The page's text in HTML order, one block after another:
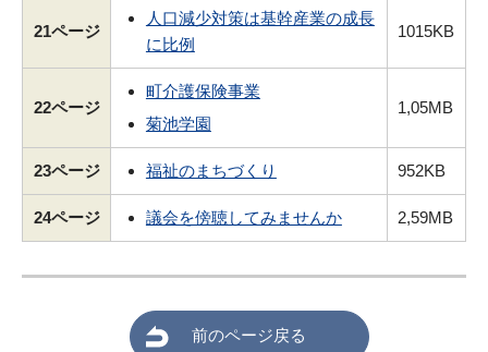
21ページ
人口減少対策は基幹産業の成長
に比例
1015KB
22ページ
町介護保険事業
菊池学園
1,05MB
23ページ 福祉のまちづくり 952KB
24ページ 議会を傍聴してみませんか 2,59MB
前のページ戻る